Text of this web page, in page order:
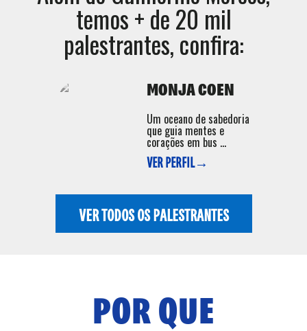
temos + de 20 mil
palestrantes, confira:
MONJA COEN
Um oceano de sabedoria
que guia mentes e
corações em bus ...
VER PERFIL→
VER TODOS OS PALESTRANTES
POR QUE